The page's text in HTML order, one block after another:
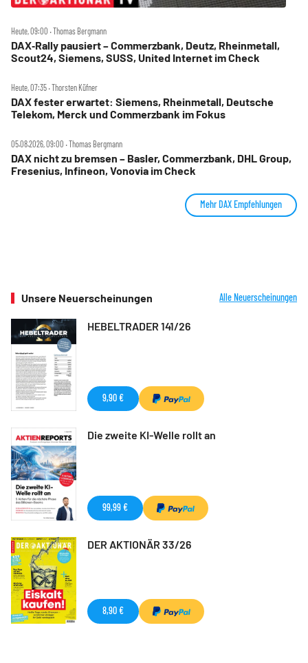
Heute, 09:00 ‧ Thomas Bergmann
DAX‑Rally pausiert – Commerzbank, Deutz, Rheinmetall,
Scout24, Siemens, SUSS, United Internet im Check
Heute, 07:35 ‧ Thorsten Küfner
DAX fester erwartet: Siemens, Rheinmetall, Deutsche
Telekom, Merck und Commerzbank im Fokus
05.08.2026, 09:00 ‧ Thomas Bergmann
DAX nicht zu bremsen – Basler, Commerzbank, DHL Group,
Fresenius, Infineon, Vonovia im Check
Mehr DAX Empfehlungen
Unsere Neuerscheinungen Alle Neuerscheinungen
HEBELTRADER 141/26
9,90 €
Die zweite KI-Welle rollt an
99,99 €
DER AKTIONÄR 33/26
8,90 €